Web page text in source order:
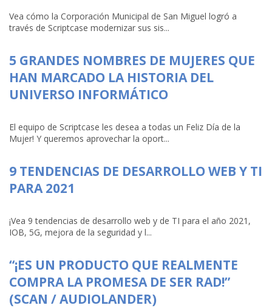
Vea cómo la Corporación Municipal de San Miguel logró a
través de Scriptcase modernizar sus sis...
5 GRANDES NOMBRES DE MUJERES QUE
HAN MARCADO LA HISTORIA DEL
UNIVERSO INFORMÁTICO
El equipo de Scriptcase les desea a todas un Feliz Día de la
Mujer! Y queremos aprovechar la oport...
9 TENDENCIAS DE DESARROLLO WEB Y TI
PARA 2021
¡Vea 9 tendencias de desarrollo web y de TI para el año 2021,
IOB, 5G, mejora de la seguridad y l...
“¡ES UN PRODUCTO QUE REALMENTE
COMPRA LA PROMESA DE SER RAD!”
(SCAN / AUDIOLANDER)